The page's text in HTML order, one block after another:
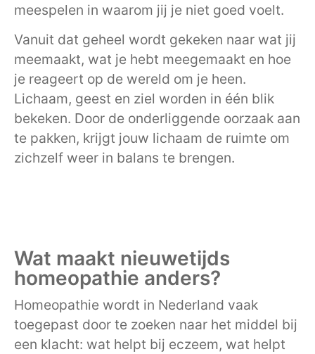
meespelen in waarom jij je niet goed voelt.
Vanuit dat geheel wordt gekeken naar wat jij
meemaakt, wat je hebt meegemaakt en hoe
je reageert op de wereld om je heen.
Lichaam, geest en ziel worden in één blik
bekeken. Door de onderliggende oorzaak aan
te pakken, krijgt jouw lichaam de ruimte om
zichzelf weer in balans te brengen.
Wat maakt nieuwetijds
homeopathie anders?
Homeopathie wordt in Nederland vaak
toegepast door te zoeken naar het middel bij
een klacht: wat helpt bij eczeem, wat helpt